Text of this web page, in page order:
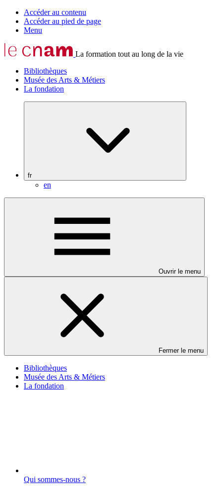
Accéder au contenu
Accéder au pied de page
Menu
La formation tout au long de la vie
Bibliothèques
Musée des Arts & Métiers
La fondation
fr
en
Ouvrir le menu
Fermer le menu
Bibliothèques
Musée des Arts & Métiers
La fondation
Qui sommes-nous ?